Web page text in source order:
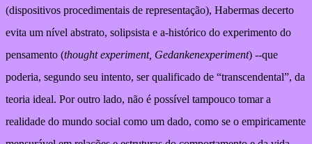
(dispositivos procedimentais de representação), Habermas decerto
evita um nível abstrato, solipsista e a-histórico do experimento do
pensamento (thought experiment, Gedankenexperiment) --que
poderia, segundo seu intento, ser qualificado de “transcendental”, da
teoria ideal. Por outro lado, não é possível tampouco tomar a
realidade do mundo social como um dado, como se o empiricamente